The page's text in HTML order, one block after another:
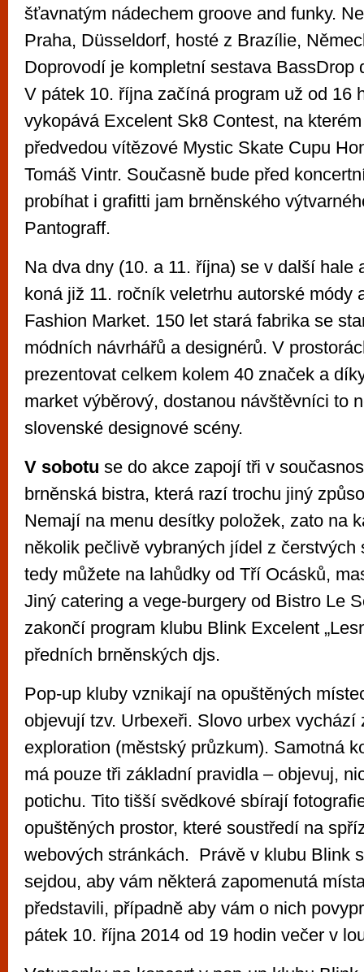
šťavnatým nádechem groove and funky.
Praha, Düsseldorf, hosté z Brazílie,
Doprovodí je kompletní sestava BassDrop
V pátek 10. října začíná program už od 16
vykopává Excelent Sk8 Contest, na
předvedou vítězové Mystic Skate Cupu
Tomáš Vintr. Současně bude před
probíhat i grafitti jam brněnského
Pantograff.
Na dva dny (10. a 11. října) se v další hale
koná již 11. ročník veletrhu autorské módy
Fashion Market. 150 let stará fabrika se
módních návrhářů a designérů. V
prezentovat celkem kolem 40 značek a
market výběrový, dostanou návštěvníci to
slovenské designové scény.
V sobotu se do akce zapojí tři v
brněnská bistra, která razí trochu jiný
Nemají na menu desítky položek, zato na
několik pečlivě vybraných jídel z čerstvých
tedy můžete na lahůdky od Tří Ocásků,
Jiný catering a vege-burgery od Bistro Le
zakončí program klubu Blink Excelent
předních brněnských djs.
Pop-up kluby vznikají na opuštěných
objevují tzv. Urbexeři. Slovo urbex vychází
exploration (městský průzkum). Samotná
má pouze tři základní pravidla – objevuj,
potichu. Tito tišší svědkové sbírají
opuštěných prostor, které soustředí na
webových stránkách. Právě v klubu Blink
sejdou, aby vám některá zapomenutá
představili, případně aby vám o nich
pátek 10. října 2014 od 19 hodin večer v